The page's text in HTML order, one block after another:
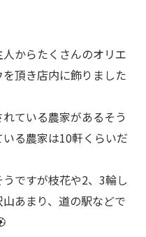
からたくさんのオリエ
頂き店内に飾りました
ている農家があるそう
る農家は10軒くらいだ
ですが枝花や2、3輪し
あまり、道の駅などで